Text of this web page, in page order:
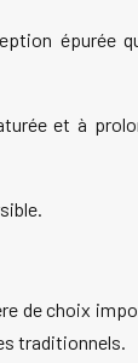
épurée
et à
de choix
traditionnels.